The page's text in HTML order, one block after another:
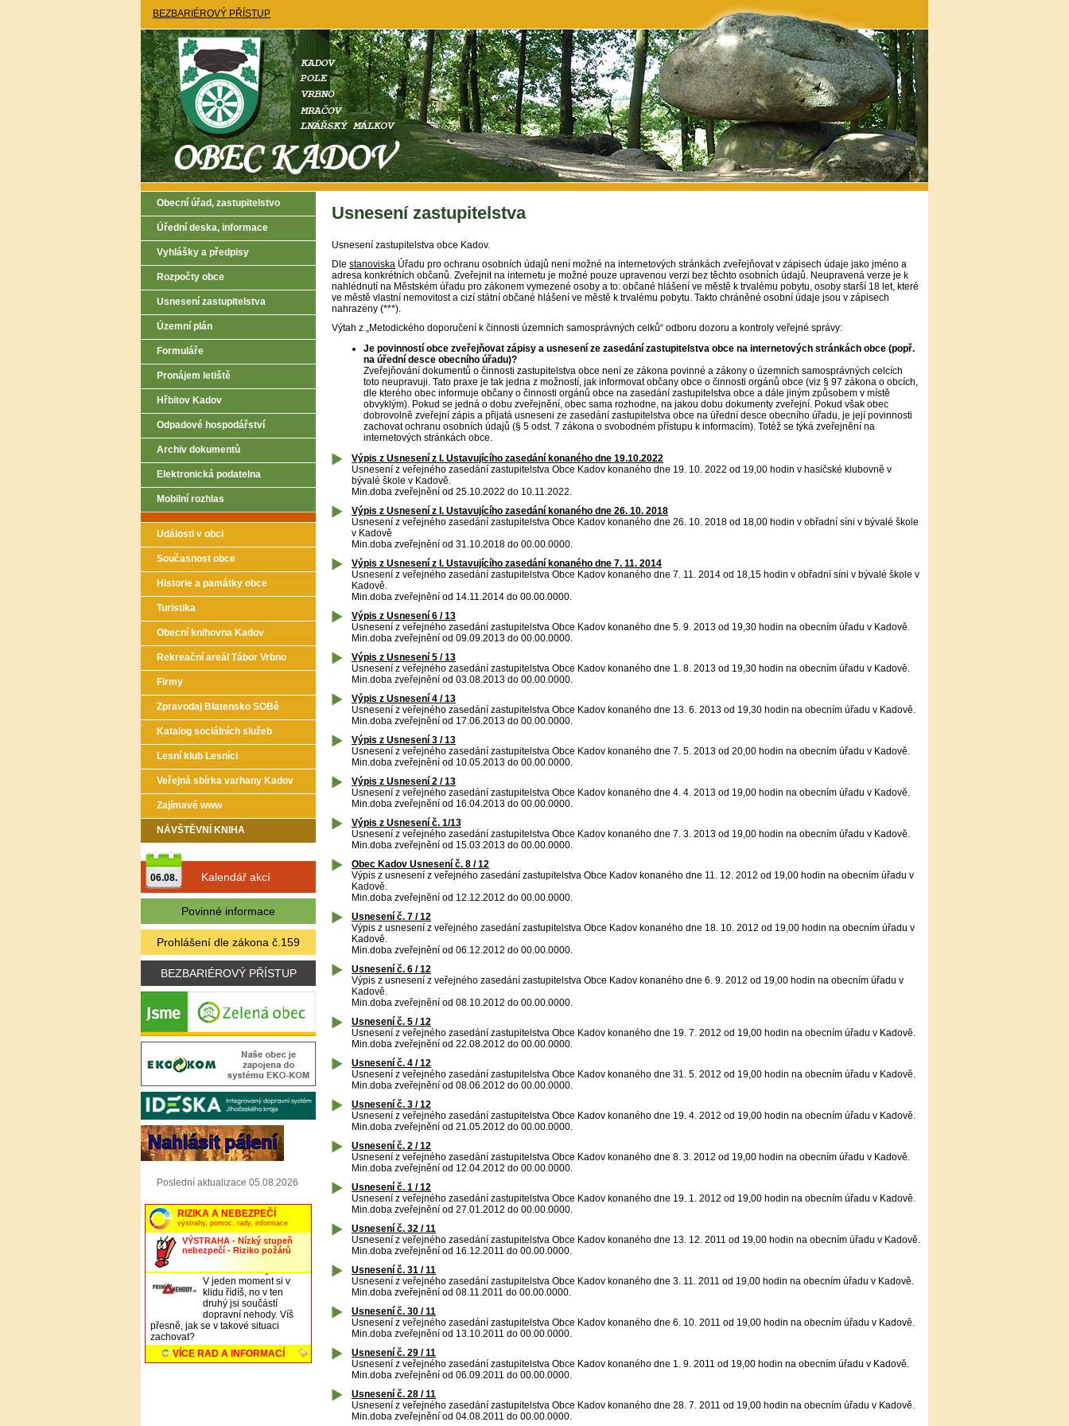
BEZBARIÉROVÝ PŘÍSTUP
Usnesení zastupitelstva
Usnesení zastupitelstva obce Kadov.
Dle stanoviska Úřadu pro ochranu osobních údajů není možné na internetových stránkách zveřejňovat v zápisech údaje jako jméno a
adresa konkrétních občanů. Zveřejnit na internetu je možné pouze upravenou verzi bez těchto osobních údajů. Neupravená verze je k
nahlédnutí na Městském úřadu pro zákonem vymezené osoby a to: občané hlášení ve městě k trvalému pobytu, osoby starší 18 let, které
ve městě vlastní nemovitost a cizí státní občané hlášení ve městě k trvalému pobytu. Takto chráněné osobní údaje jsou v zápisech
nahrazeny (***).
Výtah z „Metodického doporučení k činnosti územních samosprávných celků“ odboru dozoru a kontroly veřejné správy:
Je povinností obce zveřejňovat zápisy a usnesení ze zasedání zastupitelstva obce na internetových stránkách obce (popř.
na úřední desce obecního úřadu)?
Zveřejňování dokumentů o činnosti zastupitelstva obce není ze zákona povinné a zákony o územních samosprávných celcích
toto neupravuji. Tato praxe je tak jedna z možností, jak informovat občany obce o činnosti orgánů obce (viz § 97 zákona o obcích,
dle kterého obec informuje občany o činnosti orgánů obce na zasedání zastupitelstva obce a dále jiným způsobem v místě
obvyklým). Pokud se jedná o dobu zveřejnění, obec sama rozhodne, na jakou dobu dokumenty zveřejní. Pokud však obec
dobrovolně zveřejní zápis a přijatá usneseni ze zasedání zastupitelstva obce na úřední desce obecního úřadu, je její povinnosti
zachovat ochranu osobních údajů (§ 5 odst. 7 zákona o svobodném přístupu k informacím). Totéž se týká zveřejnění na
internetových stránkách obce.
Výpis z Usnesení z I. Ustavujícího zasedání konaného dne 19.10.2022
Usnesení z veřejného zasedání zastupitelstva Obce Kadov konaného dne 19. 10. 2022 od 19,00 hodin v hasičské klubovně v
bývalé škole v Kadově.
Min.doba zveřejnění od 25.10.2022 do 10.11.2022.
Výpis z Usnesení z I. Ustavujícího zasedání konaného dne 26. 10. 2018
Usnesení z veřejného zasedání zastupitelstva Obce Kadov konaného dne 26. 10. 2018 od 18,00 hodin v obřadní síni v bývalé škole
v Kadově
Min.doba zveřejnění od 31.10.2018 do 00.00.0000.
Výpis z Usnesení z I. Ustavujícího zasedání konaného dne 7. 11. 2014
Usnesení z veřejného zasedání zastupitelstva Obce Kadov konaného dne 7. 11. 2014 od 18,15 hodin v obřadní síni v bývalé škole v
Kadově.
Min.doba zveřejnění od 14.11.2014 do 00.00.0000.
Výpis z Usnesení 6 / 13
Usnesení z veřejného zasedání zastupitelstva Obce Kadov konaného dne 5. 9. 2013 od 19,30 hodin na obecním úřadu v Kadově.
Min.doba zveřejnění od 09.09.2013 do 00.00.0000.
Výpis z Usnesení 5 / 13
Usnesení z veřejného zasedání zastupitelstva Obce Kadov konaného dne 1. 8. 2013 od 19,30 hodin na obecním úřadu v Kadově.
Min.doba zveřejnění od 03.08.2013 do 00.00.0000.
Výpis z Usnesení 4 / 13
Usnesení z veřejného zasedání zastupitelstva Obce Kadov konaného dne 13. 6. 2013 od 19,30 hodin na obecním úřadu v Kadově.
Min.doba zveřejnění od 17.06.2013 do 00.00.0000.
Výpis z Usnesení 3 / 13
Usnesení z veřejného zasedání zastupitelstva Obce Kadov konaného dne 7. 5. 2013 od 20,00 hodin na obecním úřadu v Kadově.
Min.doba zveřejnění od 10.05.2013 do 00.00.0000.
Výpis z Usnesení 2 / 13
Usnesení z veřejného zasedání zastupitelstva Obce Kadov konaného dne 4. 4. 2013 od 19,00 hodin na obecním úřadu v Kadově.
Min.doba zveřejnění od 16.04.2013 do 00.00.0000.
Výpis z Usnesení č. 1/13
Usnesení z veřejného zasedání zastupitelstva Obce Kadov konaného dne 7. 3. 2013 od 19,00 hodin na obecním úřadu v Kadově.
Min.doba zveřejnění od 15.03.2013 do 00.00.0000.
Obec Kadov Usnesení č. 8 / 12
Výpis z usnesení z veřejného zasedání zastupitelstva Obce Kadov konaného dne 11. 12. 2012 od 19,00 hodin na obecním úřadu v
Kadově.
Min.doba zveřejnění od 12.12.2012 do 00.00.0000.
Usnesení č. 7 / 12
Výpis z usnesení z veřejného zasedání zastupitelstva Obce Kadov konaného dne 18. 10. 2012 od 19,00 hodin na obecním úřadu v
Kadově.
Min.doba zveřejnění od 06.12.2012 do 00.00.0000.
Usnesení č. 6 / 12
Výpis z usnesení z veřejného zasedání zastupitelstva Obce Kadov konaného dne 6. 9. 2012 od 19,00 hodin na obecním úřadu v
Kadově.
Min.doba zveřejnění od 08.10.2012 do 00.00.0000.
Usnesení č. 5 / 12
Usnesení z veřejného zasedání zastupitelstva Obce Kadov konaného dne 19. 7. 2012 od 19,00 hodin na obecním úřadu v Kadově.
Min.doba zveřejnění od 22.08.2012 do 00.00.0000.
Usnesení č. 4 / 12
Usnesení z veřejného zasedání zastupitelstva Obce Kadov konaného dne 31. 5. 2012 od 19,00 hodin na obecním úřadu v Kadově.
Min.doba zveřejnění od 08.06.2012 do 00.00.0000.
Usnesení č. 3 / 12
Usnesení z veřejného zasedání zastupitelstva Obce Kadov konaného dne 19. 4. 2012 od 19,00 hodin na obecním úřadu v Kadově.
Min.doba zveřejnění od 21.05.2012 do 00.00.0000.
Usnesení č. 2 / 12
Usnesení z veřejného zasedání zastupitelstva Obce Kadov konaného dne 8. 3. 2012 od 19,00 hodin na obecním úřadu v Kadově.
Min.doba zveřejnění od 12.04.2012 do 00.00.0000.
Usnesení č. 1 / 12
Usnesení z veřejného zasedání zastupitelstva Obce Kadov konaného dne 19. 1. 2012 od 19,00 hodin na obecním úřadu v Kadově.
Min.doba zveřejnění od 27.01.2012 do 00.00.0000.
Usnesení č. 32 / 11
Usnesení z veřejného zasedání zastupitelstva Obce Kadov konaného dne 13. 12. 2011 od 19,00 hodin na obecním úřadu v Kadově.
Min.doba zveřejnění od 16.12.2011 do 00.00.0000.
Usnesení č. 31 / 11
Usnesení z veřejného zasedání zastupitelstva Obce Kadov konaného dne 3. 11. 2011 od 19,00 hodin na obecním úřadu v Kadově.
Min.doba zveřejnění od 08.11.2011 do 00.00.0000.
Usnesení č. 30 / 11
Usnesení z veřejného zasedání zastupitelstva Obce Kadov konaného dne 6. 10. 2011 od 19,00 hodin na obecním úřadu v Kadově.
Min.doba zveřejnění od 13.10.2011 do 00.00.0000.
Usnesení č. 29 / 11
Usnesení z veřejného zasedání zastupitelstva Obce Kadov konaného dne 1. 9. 2011 od 19,00 hodin na obecním úřadu v Kadově.
Min.doba zveřejnění od 06.09.2011 do 00.00.0000.
Usnesení č. 28 / 11
Usnesení z veřejného zasedání zastupitelstva Obce Kadov konaného dne 28. 7. 2011 od 19,00 hodin na obecním úřadu v Kadově.
Min.doba zveřejnění od 04.08.2011 do 00.00.0000.
Obecní úřad, zastupitelstvo
Úřední deska, informace
Vyhlášky a předpisy
Rozpočty obce
Usnesení zastupitelstva
Územní plán
Formuláře
Pronájem letiště
Hřbitov Kadov
Odpadové hospodářství
Archiv dokumentů
Elektronická podatelna
Mobilní rozhlas
Události v obci
Současnost obce
Historie a památky obce
Turistika
Obecní knihovna Kadov
Rekreační areál Tábor Vrbno
Firmy
Zpravodaj Blatensko SOBě
Katalog sociálních služeb
Lesní klub Lesníci
Veřejná sbírka varhany Kadov
Zajímavé www
NÁVŠTĚVNÍ KNIHA
06.08. Kalendář akcí
Povinné informace
Prohlášení dle zákona č.159
BEZBARIÉROVÝ PŘÍSTUP
Poslední aktualizace 05.08.2026